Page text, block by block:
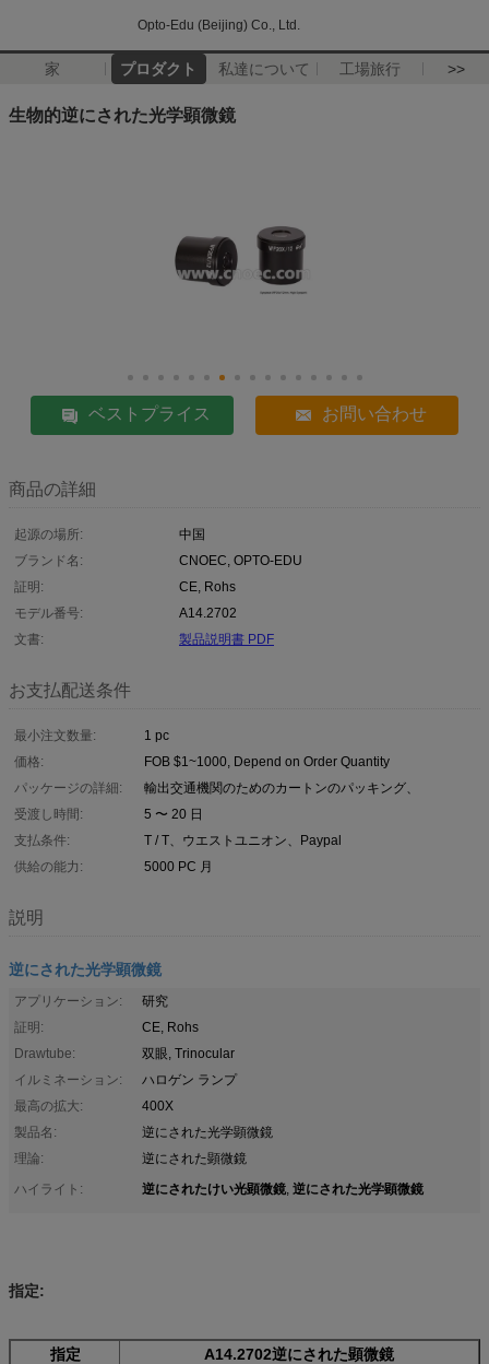
Opto-Edu (Beijing) Co., Ltd.
家 プロダクト 私達について 工場旅行 >>
生物的逆にされた光学顕微鏡
ベストプライス お問い合わせ
商品の詳細
起源の場所:
中国
ブランド名:
CNOEC, OPTO-EDU
証明:
CE, Rohs
モデル番号:
A14.2702
文書:
製品説明書 PDF
お支払配送条件
最小注文数量:
1 pc
価格:
FOB $1~1000, Depend on Order Quantity
パッケージの詳細:
輸出交通機関のためのカートンのパッキング、
受渡し時間:
5 〜 20 日
支払条件:
T / T、ウエストユニオン、Paypal
供給の能力:
5000 PC 月
説明
逆にされた光学顕微鏡
アプリケーション:
研究
証明:
CE, Rohs
Drawtube:
双眼, Trinocular
イルミネーション:
ハロゲン ランプ
最高の拡大:
400X
製品名:
逆にされた光学顕微鏡
理論:
逆にされた顕微鏡
ハイライト:
逆にされたけい光顕微鏡, 逆にされた光学顕微鏡
指定:
指定
A14.2702逆にされた顕微鏡